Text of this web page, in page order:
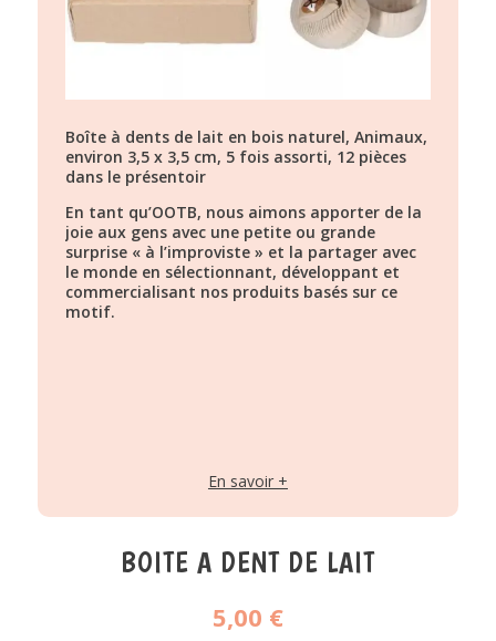
Boîte à dents de lait en bois naturel, Animaux,
environ 3,5 x 3,5 cm, 5 fois assorti, 12 pièces
dans le présentoir
En tant qu’OOTB, nous aimons apporter de la
joie aux gens avec une petite ou grande
surprise « à l’improviste » et la partager avec
le monde en sélectionnant, développant et
commercialisant nos produits basés sur ce
motif.
En savoir +
BOITE A DENT DE LAIT
5,00 €